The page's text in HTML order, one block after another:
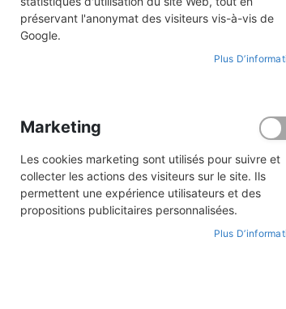
préservant l'anonymat des visiteurs vis-à-vis de
Google.
Plus
Marketing
Les cookies marketing sont utilisés pour suivre et
collecter les actions des visiteurs sur le site. Ils
permettent une expérience utilisateurs et des
propositions publicitaires personnalisées.
Plus